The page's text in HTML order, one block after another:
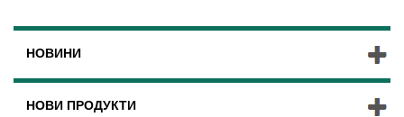
НОВИНИ
НОВИ ПРОДУКТИ